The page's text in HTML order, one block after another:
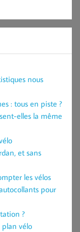
nous
: tous en piste ?
elles la même
et sans
les vélos
pour
?
plan vélo